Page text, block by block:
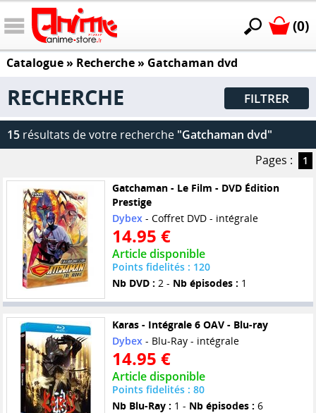
(0)
Catalogue» Recherche » Gatchaman dvd
RECHERCHE FILTRER
15 résultats de votre recherche "Gatchaman dvd"
Pages :
1
Gatchaman - Le Film - DVD Édition
Prestige
Dybex- Coffret DVD - intégrale
14.95 €
Article disponible
Points fidelités : 120
Nb DVD : 2 - Nb épisodes : 1
Karas - Intégrale 6 OAV - Blu-ray
Dybex - Blu-Ray - intégrale
14.95 €
Article disponible
Points fidelités : 80
Nb Blu-Ray : 1 - Nb épisodes : 6